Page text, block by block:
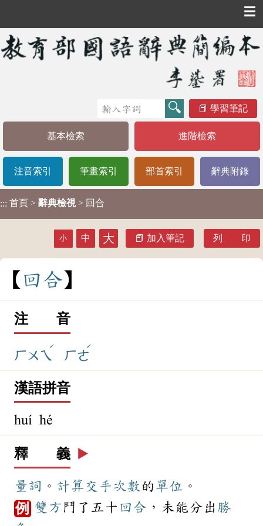
☰
學習筆記
基本檢索 進階檢索
注音索引 筆畫索引 部首索引 辭典附錄
::: 首頁 > 辭典檢視 > 回合
小 中 大 加入筆記 列 印
回合
注 音
ㄏㄨㄟ
ˊ
ㄏㄜ
ˊ
漢語拼音
huí hé
釋 義 ▶️
量詞 。 計算 交手 次數 的 單位 。
例 雙方 鬥了五十 回合 ，未能分出 勝